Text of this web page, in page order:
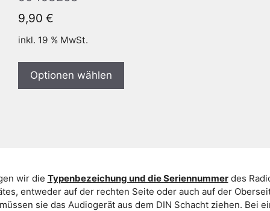
9,90 €
inkl. 19 % MwSt.
Optionen wählen
wir die Typenbezeichung und die Seriennummerdes
entweder auf der rechten Seite oder auch auf der
sie das Audiogerät aus dem DIN Schacht ziehen. Bei